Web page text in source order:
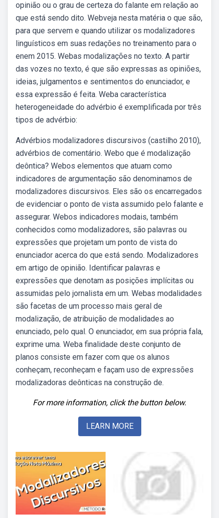
opinião ou o grau de certeza do falante em relação ao
que está sendo dito. Webveja nesta matéria o que são,
para que servem e quando utilizar os modalizadores
linguísticos em suas redações no treinamento para o
enem 2015. Webas modalizações no texto. A partir
das vozes no texto, é que são expressas as opiniões,
ideias, julgamentos e sentimentos do enunciador, e
essa expressão é feita. Weba característica
heterogeneidade do advérbio é exemplificada por três
tipos de advérbio:
Advérbios modalizadores discursivos (castilho 2010),
advérbios de comentário. Webo que é modalização
deôntica? Webos elementos que atuam como
indicadores de argumentação são denominamos de
modalizadores discursivos. Eles são os encarregados
de evidenciar o ponto de vista assumido pelo falante e
assegurar. Webos indicadores modais, também
conhecidos como modalizadores, são palavras ou
expressões que projetam um ponto de vista do
enunciador acerca do que está sendo. Modalizadores
em artigo de opinião. Identificar palavras e
expressões que denotam as posições implícitas ou
assumidas pelo jornalista em um. Webas modalidades
são facetas de um processo mais geral de
modalização, de atribuição de modalidades ao
enunciado, pelo qual. O enunciador, em sua própria fala,
exprime uma. Weba finalidade deste conjunto de
planos consiste em fazer com que os alunos
conheçam, reconheçam e façam uso de expressões
modalizadoras deônticas na construção de.
For more information, click the button below.
LEARN MORE